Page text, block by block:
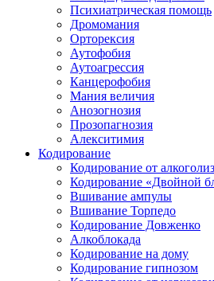
Психиатрическая помощь
Дромомания
Орторексия
Аутофобия
Аутоагрессия
Канцерофобия
Мания величия
Анозогнозия
Прозопагнозия
Алекситимия
Кодирование
Кодирование от
Кодирование «Двойной
Вшивание ампулы
Вшивание Торпедо
Кодирование Довженко
Алкоблокада
Кодирование на дому
Кодирование гипнозом